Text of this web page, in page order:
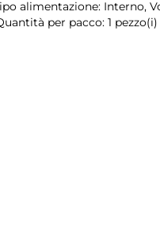
alimentazione: Interno,
per pacco: 1 pezzo(i)